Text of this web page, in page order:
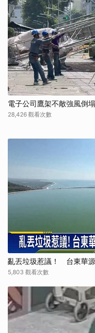
電子公司鷹架不敵強風倒
28,426 觀看次數
亂丟垃圾惹議！ 台東華源
5,803 觀看次數